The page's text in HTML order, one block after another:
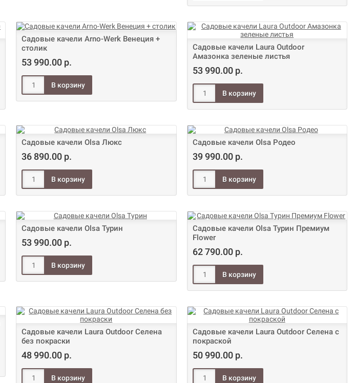
Садовые качели Arno-Werk Венеция +
столик
53 990.00 р.
Садовые качели Laura Outdoor
Амазонка зеленые листья
53 990.00 р.
Садовые качели Olsa Люкс
36 890.00 р.
Садовые качели Olsa Родео
39 990.00 р.
Садовые качели Olsa Турин
53 990.00 р.
Садовые качели Olsa Турин Премиум
Flower
62 790.00 р.
Садовые качели Laura Outdoor Селена
без покраски
48 990.00 р.
Садовые качели Laura Outdoor Селена с
покраской
50 990.00 р.